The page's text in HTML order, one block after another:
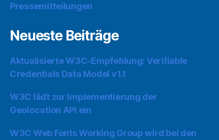
Pressemitteilungen
Neueste Beiträge
Aktualisierte W3C-Empfehlung: Verifiable
Credentials Data Model v1.1
W3C lädt zur Implementierung der
Geolocation API ein
W3C Web Fonts Working Group wird bei den